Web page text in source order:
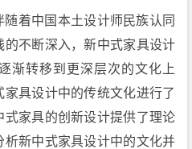
着中国本土设计师民族认同
不断深入，新中式家具设计
渐转移到更深层次的文化上
具设计中的传统文化进行了
家具的创新设计提供了理论
新中式家具设计中的文化并